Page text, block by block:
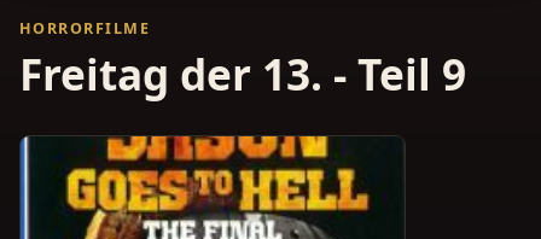
HORRORFILME
Freitag der 13. - Teil 9